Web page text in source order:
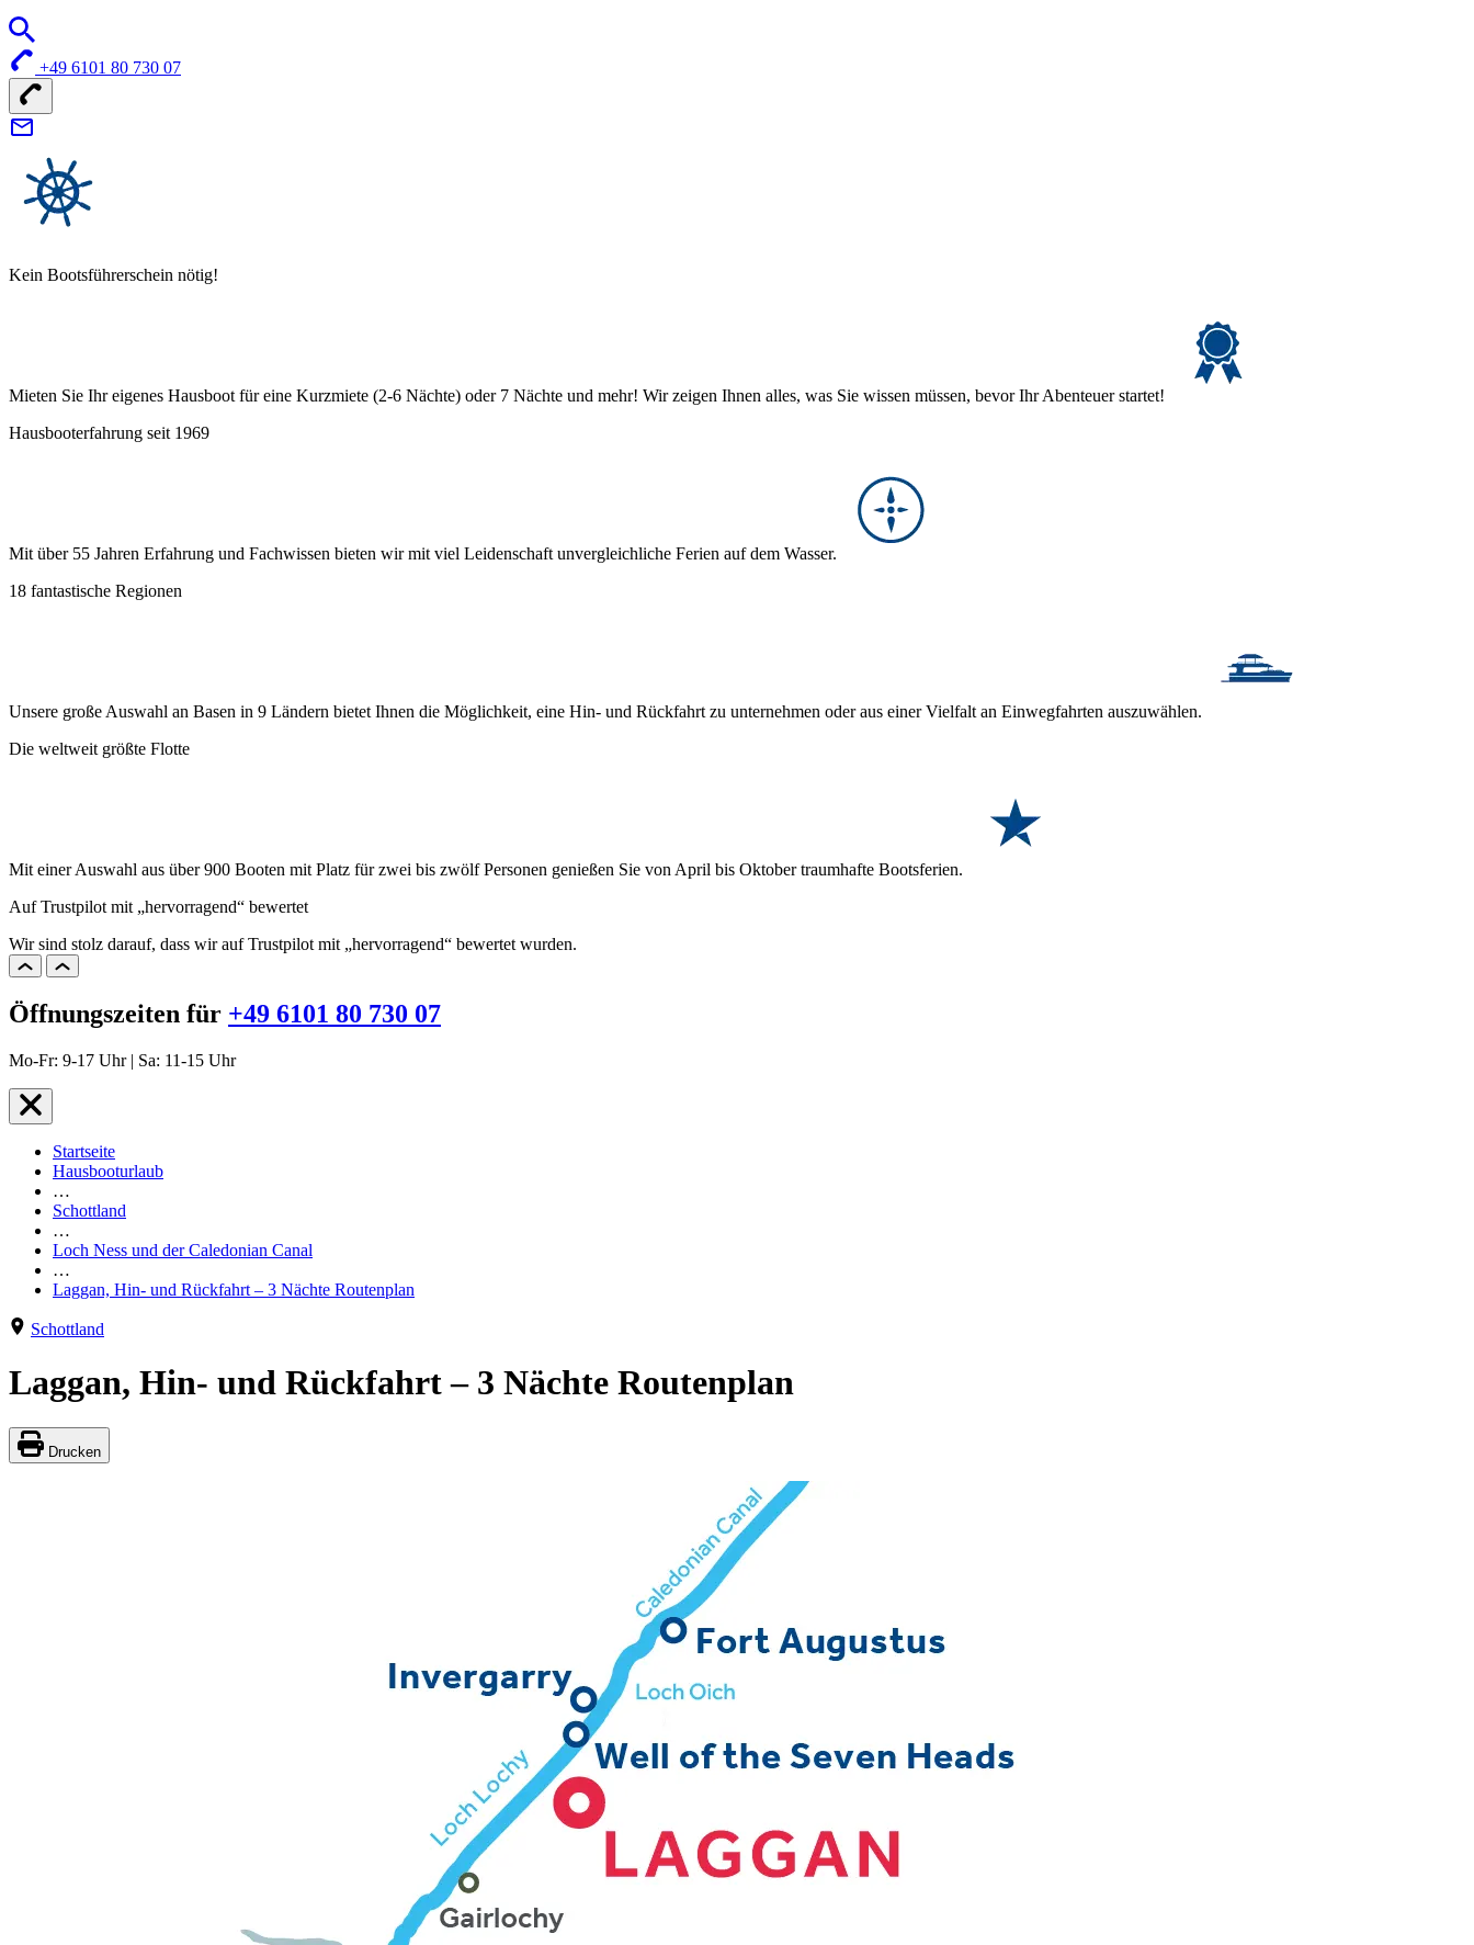
+49 6101 80 730 07
Kein Bootsführerschein nötig!
Mieten Sie Ihr eigenes Hausboot für eine Kurzmiete (2-6 Nächte) oder 7 Nächte und mehr! Wir zeigen Ihnen alles, was Sie wissen müssen, bevor Ihr Abenteuer startet!
Hausbooterfahrung seit 1969
Mit über 55 Jahren Erfahrung und Fachwissen bieten wir mit viel Leidenschaft unvergleichliche Ferien auf dem Wasser.
18 fantastische Regionen
Unsere große Auswahl an Basen in 9 Ländern bietet Ihnen die Möglichkeit, eine Hin- und Rückfahrt zu unternehmen oder aus einer Vielfalt an Einwegfahrten auszuwählen.
Die weltweit größte Flotte
Mit einer Auswahl aus über 900 Booten mit Platz für zwei bis zwölf Personen genießen Sie von April bis Oktober traumhafte Bootsferien.
Auf Trustpilot mit „hervorragend“ bewertet
Wir sind stolz darauf, dass wir auf Trustpilot mit „hervorragend“ bewertet wurden.
Öffnungszeiten für +49 6101 80 730 07
Mo-Fr: 9-17 Uhr | Sa: 11-15 Uhr
Startseite
Hausbooturlaub
…
Schottland
…
Loch Ness und der Caledonian Canal
…
Laggan, Hin- und Rückfahrt – 3 Nächte Routenplan
Schottland
Laggan, Hin- und Rückfahrt – 3 Nächte Routenplan
Drucken